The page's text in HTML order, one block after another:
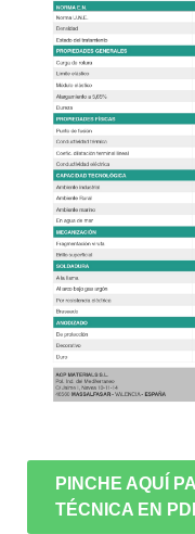
PINCHE AQUÍ
TÉCNICA EN